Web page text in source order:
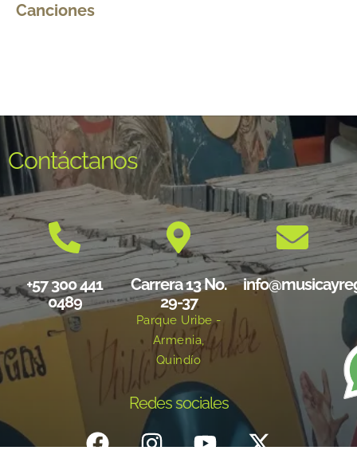
Canciones
Contáctanos
+57 300 441
0489
Carrera 13 No.
29-37
Parque Uribe -
Armenia,
Quindío
Redes sociales